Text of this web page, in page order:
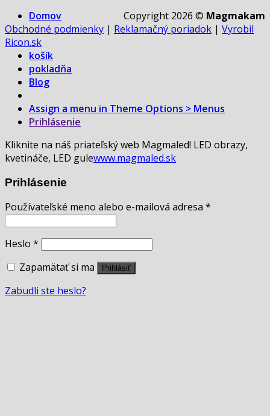
Copyright 2026 © Magmakam
Obchodné podmienky | Reklamačný poriadok | Vyrobil
Ricon.sk
Domov
košík
pokladňa
Blog
Assign a menu in Theme Options > Menus
Prihlásenie
Kliknite na náš priateľský web Magmaled! LED obrazy,
kvetináče, LED gulewww.magmaled.sk
Prihlásenie
Používateľské meno alebo e-mailová adresa *
Heslo *
Zapamätať si ma
Prihlásiť
Zabudli ste heslo?